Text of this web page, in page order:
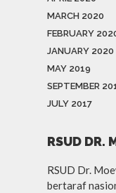
MARCH 2020
FEBRUARY
JANUARY 2020
MAY 2019
SEPTEMBER
JULY 2017
RSUD DR.
RSUD Dr.
bertaraf